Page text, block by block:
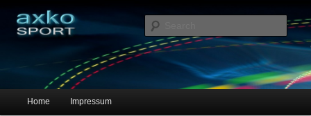
axko-sport – Sportschuhe online
Main menu
Skip to primary content
Skip to secondary content
Home Impressum